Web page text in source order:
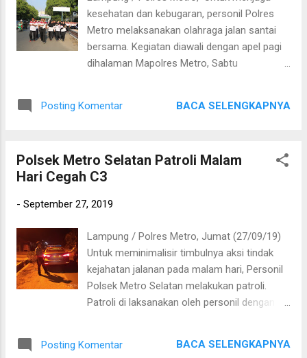
Metro AKBP Ganda M.H Saragih, S.IK
mengatakan "kegiatan ini merupakan bentuk
pelayan kami kepada masyarakat, berbagai
upaya telah kami lakukan seperti patroli
pasar ini agar terciptanya situasi yang aman
kesehatan dan kebugaran, personil Polres
Metro melaksanakan olahraga jalan santai
bersama. Kegiatan diawali dengan apel pagi
dihalaman Mapolres Metro, Sabtu
M. Darmawan, S.T bersama dengan pejabat
mengatakan “Kegiatan olahraga bersama ini
di lakukan selain untuk menjaga kesehatan
kebersamaan dan untuk menjalin silaturahmi
antar anggota”. #metro #polresmetro
Posting Komentar BACA SELENGKAPNYA
Polsek Metro Selatan Patroli Malam
Hari Cegah C3
- September 27, 2019
Lampung / Polres Metro, Jumat (27/09/19)
Untuk meminimalisir timbulnya aksi tindak
kejahatan jalanan pada malam hari, Personil
Polsek Metro Selatan melakukan patroli.
Patroli di laksanakan oleh personil dengan
pada malam hari ke sejumlah wilayah sepi
Posting Komentar BACA SELENGKAPNYA